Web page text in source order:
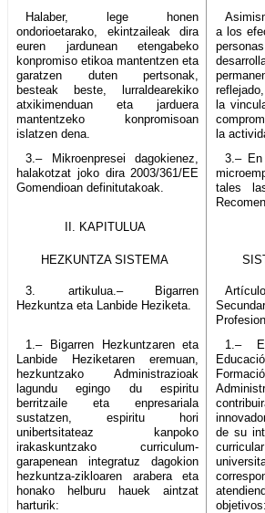
Halaber, lege honen
ondorioetarako, ekintzaileak dira
euren jardunean etengabeko
konpromiso etikoa mantentzen eta
garatzen duten pertsonak,
besteak beste, lurraldearekiko
atxikimenduan eta jarduera
mantentzeko konpromisoan
islatzen dena.
a los
la
la
3.– Mikroenpresei dagokienez,
halakotzat joko dira 2003/361/EE
Gomendioan definitutakoak.
3.–
tales
II. KAPITULUA
HEZKUNTZA SISTEMA
3. artikulua.– Bigarren
Hezkuntza eta Lanbide Heziketa.
1.– Bigarren Hezkuntzaren eta
Lanbide Heziketaren eremuan,
hezkuntzako Administrazioak
lagundu egingo du espiritu
berritzaile eta enpresariala
sustatzen, espiritu hori
unibertsitateaz kanpoko
irakaskuntzako curriculum-
garapenean integratuz dagokion
hezkuntza-zikloaren arabera eta
honako helburu hauek aintzat
harturik:
1.–
de su
objetivos: